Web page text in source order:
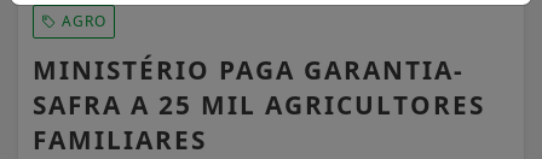
AGRO
MINISTÉRIO PAGA GARANTIA-
SAFRA A 25 MIL AGRICULTORES
FAMILIARES